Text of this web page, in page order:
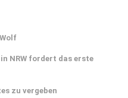
NRW fordert das erste
zu vergeben